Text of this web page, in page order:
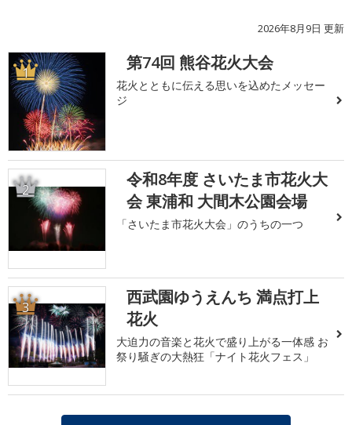
2026年8月9日 更新
1 第74回 熊谷花火大会
花火とともに伝える思いを込めたメッセー
ジ
2
令和8年度 さいたま市花火大
会 東浦和 大間木公園会場
「さいたま市花火大会」のうちの一つ
3
西武園ゆうえんち 満点打上
花火
大迫力の音楽と花火で盛り上がる一体感 お
祭り騒ぎの大熱狂「ナイト花火フェス」